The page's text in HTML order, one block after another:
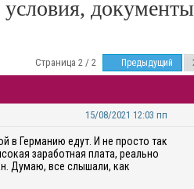
документы
Страница 2 / 2 Предыдущий
15/08/2021 12:03 пп
в Германию едут. И не просто так
заработная плата, реально
Думаю, все слышали, как